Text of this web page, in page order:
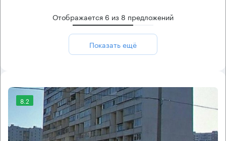
Отображается 6 из 8 предложений
Показать ещё
8.2